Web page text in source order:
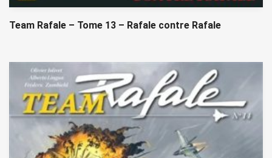
Team Rafale – Tome 13 – Rafale contre Rafale